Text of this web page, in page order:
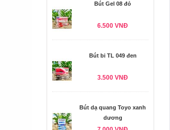
Bút Gel 08 đỏ
6.500 VNĐ
Bút bi TL 049 đen
3.500 VNĐ
Bút dạ quang Toyo xanh
dương